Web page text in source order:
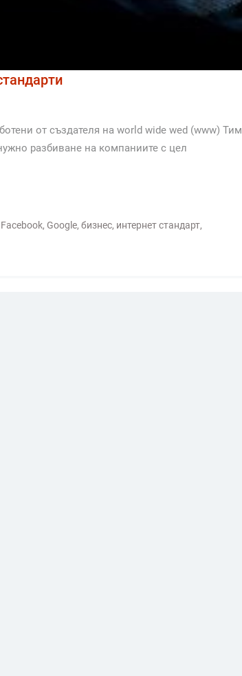
от създателя на world wide wed (www) Тим
разбиване на компаниите с цел
Facebook, Google, бизнес, интернет стандарт,